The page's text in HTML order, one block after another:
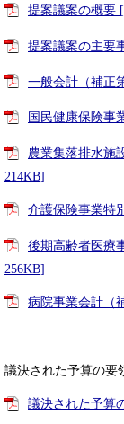
提案議案の概要
提案議案の主要
一般会計（補正
国民健康保険事
農業集落排水施
214KB]
介護保険事業特
後期高齢者医療
256KB]
病院事業会計（
議決された予算の要
議決された予算